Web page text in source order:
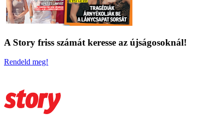
A Story friss számát keresse az újságosoknál!
Rendeld meg!